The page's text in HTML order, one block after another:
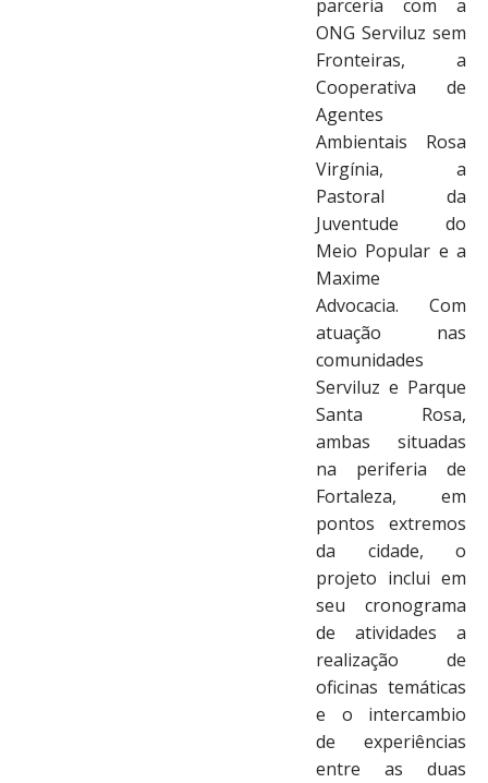
parceria com a
ONG Serviluz sem
Fronteiras, a
Cooperativa de
Agentes
Ambientais Rosa
Virgínia, a
Pastoral da
Juventude do
Meio Popular e a
Maxime
Advocacia. Com
atuação nas
comunidades
Serviluz e Parque
Santa Rosa,
ambas situadas
na periferia de
Fortaleza, em
pontos extremos
da cidade, o
projeto inclui em
seu cronograma
de atividades a
realização de
oficinas temáticas
e o intercambio
de experiências
entre as duas